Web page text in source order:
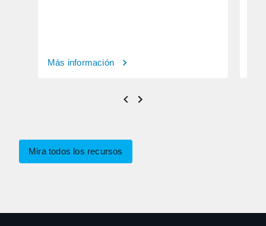
Más información
Mira todos los recursos